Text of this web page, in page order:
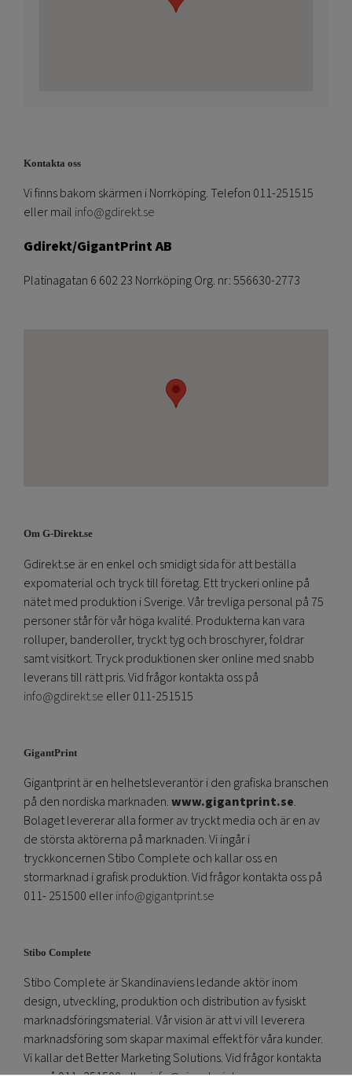
Kontakta oss
Vi finns bakom skärmen i Norrköping. Telefon 011-251515
eller mail info@gdirekt.se
Gdirekt/GigantPrint AB
Platinagatan 6 602 23 Norrköping Org. nr: 556630-2773
Om G-Direkt.se
Gdirekt.se är en enkel och smidigt sida för att beställa
expomaterial och tryck till företag. Ett tryckeri online på
nätet med produktion i Sverige. Vår trevliga personal på 75
personer står för vår höga kvalité. Produkterna kan vara
rolluper, banderoller, tryckt tyg och broschyrer, foldrar
samt visitkort. Tryck produktionen sker online med snabb
leverans till rätt pris. Vid frågor kontakta oss på
info@gdirekt.se eller 011-251515
GigantPrint
Gigantprint är en helhetsleverantör i den grafiska branschen
på den nordiska marknaden.www.gigantprint.se.
Bolaget levererar alla former av tryckt media och är en av
de största aktörerna på marknaden. Vi ingår i
tryckkoncernen Stibo Complete och kallar oss en
stormarknad i grafisk produktion. Vid frågor kontakta oss på
011- 251500 ellerinfo@gigantprint.se
Stibo Complete
Stibo Complete är Skandinaviens ledande aktör inom
design, utveckling, produktion och distribution av fysiskt
marknadsföringsmaterial. Vår vision är att vi vill leverera
marknadsföring som skapar maximal effekt för våra kunder.
Vi kallar det Better Marketing Solutions. Vid frågor kontakta
oss på 011- 251500 ellerinfo@gigantprint.se